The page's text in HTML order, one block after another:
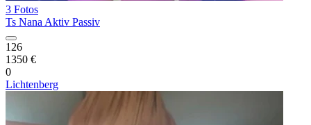
3 Fotos
Ts Nana Aktiv Passiv
126
1350 €
0
Lichtenberg